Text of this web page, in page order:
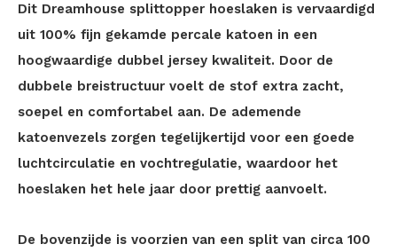
Dit Dreamhouse splittopper hoeslaken is vervaardigd
uit 100% fijn gekamde percale katoen in een
hoogwaardige dubbel jersey kwaliteit. Door de
dubbele breistructuur voelt de stof extra zacht,
soepel en comfortabel aan. De ademende
katoenvezels zorgen tegelijkertijd voor een goede
luchtcirculatie en vochtregulatie, waardoor het
hoeslaken het hele jaar door prettig aanvoelt.
De bovenzijde is voorzien van een split van circa 100